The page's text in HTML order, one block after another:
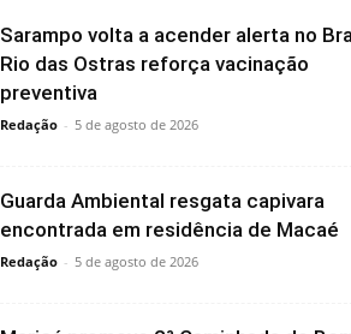
Sarampo volta a acender alerta no
Rio das Ostras reforça vacinação
preventiva
Redação - 5 de agosto de 2026
Guarda Ambiental resgata capivara
encontrada em residência de Macaé
Redação - 5 de agosto de 2026